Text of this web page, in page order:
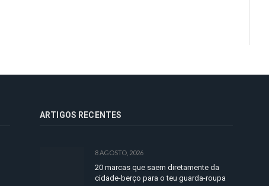
ARTIGOS RECENTES
8 AGOSTO, 2026
20 marcas que saem diretamente da
cidade-berço para o teu guarda-roupa